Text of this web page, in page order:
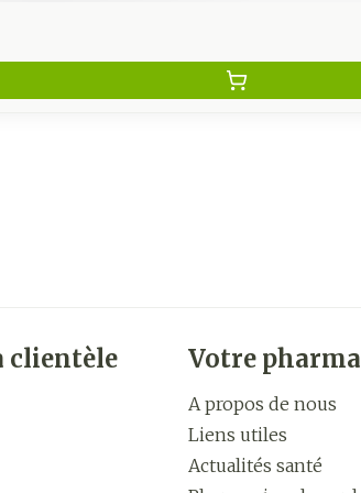
clientèle Votre
A propos de nous
Liens utiles
Actualités santé